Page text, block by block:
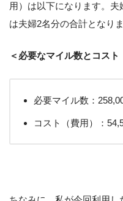
用）は以下になります。
は夫婦2名分の合計となりま
＜必要なマイル数とコスト
必要マイル数：
コスト（費用）：